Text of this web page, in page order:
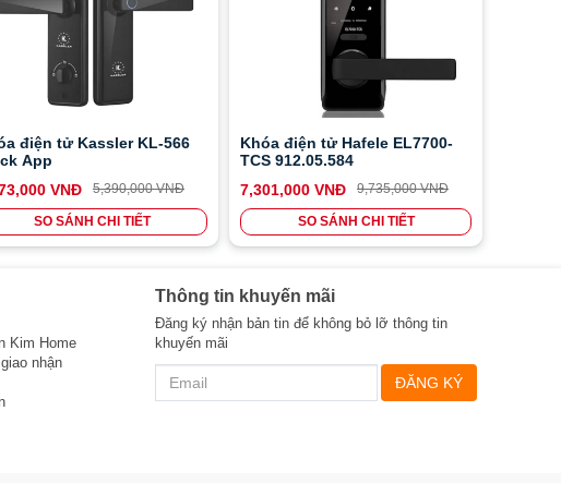
để mở
và
Điều
bằng
phát ra
khoảng
Vật liệu
Nhôm, kẽm, nhựa ABS, sơn
phủ kim loại 3 lớp
Nguồn điện
6V ( viên Pin Alkaline, loại
Độ dày cửa
38 - 90mm
Loại cửa
Loại cửa gỗ, khoảng cách
cửa đến khung cửa tối thiểu
Kết nối điện thoại
Không
Phụ kiện kèm
- 2 Thẻ từ lớn ( 85 x 54mm )
)
điện tử Kassler KL-566
App
VNĐ
5,390,000 VNĐ
SO SÁNH CHI TIẾT
Khóa điện tử Hafele EL7700-
TCS 912.05.584
7,301,000 VNĐ
9,735,000 VNĐ
SO SÁNH CHI TIẾT
Kim Home
nhận
Thông tin khuyến mãi
Đăng ký nhận bản tin để không bỏ lỡ thông tin
khuyến mãi
ĐĂNG KÝ